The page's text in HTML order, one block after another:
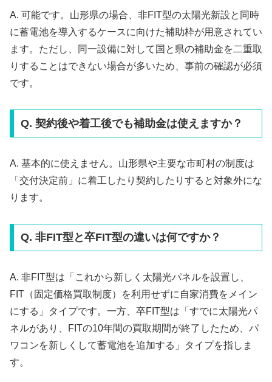
A. 可能です。山形県の場合、非FIT型の太陽光新設と同時
に蓄電池を導入するケースに向けた補助枠が用意されてい
ます。ただし、同一設備に対して国と県の補助金を二重取
りすることはできない場合が多いため、事前の確認が必須
です。
Q. 契約後や着工後でも補助金は使えますか？
A. 基本的に使えません。山形県や主要な市町村の制度は
「交付決定前」に着工したり契約したりすると対象外にな
ります。
Q. 非FIT型と卒FIT型の違いは何ですか？
A. 非FIT型は「これから新しく太陽光パネルを設置し、
FIT（固定価格買取制度）を利用せずに自家消費をメイン
にする」タイプです。一方、卒FIT型は「すでに太陽光パ
ネルがあり、FITの10年間の買取期間が終了したため、パ
ワコンを新しくして蓄電池を追加する」タイプを指しま
す。